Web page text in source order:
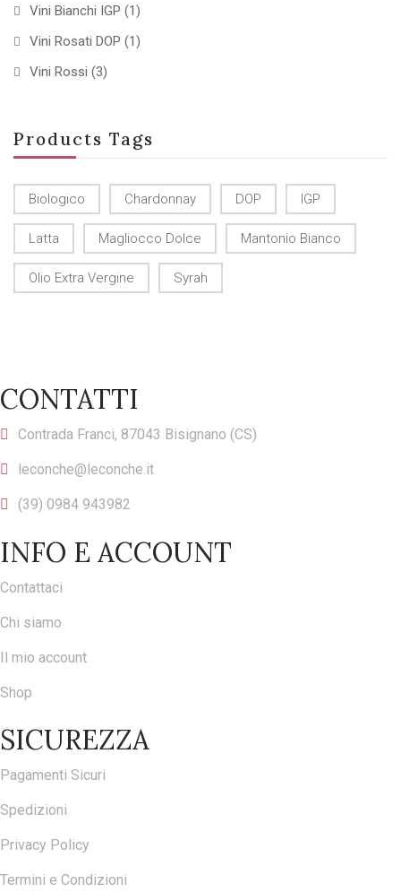
Vini Bianchi IGP (1)
Vini Rosati DOP (1)
Vini Rossi (3)
Products Tags
Biologico Chardonnay DOP IGP
Latta Magliocco Dolce Mantonio Bianco
Olio Extra Vergine Syrah
CONTATTI
Contrada Franci, 87043 Bisignano (CS)
leconche@leconche.it
(39) 0984 943982
INFO E ACCOUNT
Contattaci
Chi siamo
Il mio account
Shop
SICUREZZA
Pagamenti Sicuri
Spedizioni
Privacy Policy
Termini e Condizioni